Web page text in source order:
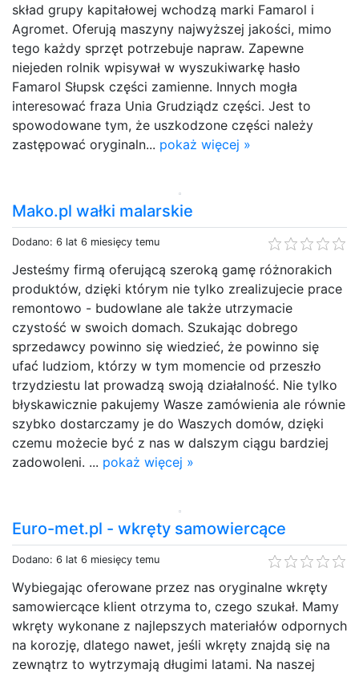
skład grupy kapitałowej wchodzą marki Famarol i
Agromet. Oferują maszyny najwyższej jakości, mimo
tego każdy sprzęt potrzebuje napraw. Zapewne
niejeden rolnik wpisywał w wyszukiwarkę hasło
Famarol Słupsk części zamienne. Innych mogła
interesować fraza Unia Grudziądz części. Jest to
spowodowane tym, że uszkodzone części należy
zastępować oryginaln... pokaż więcej »
Mako.pl wałki malarskie
Dodano: 6 lat 6 miesięcy temu
Jesteśmy firmą oferującą szeroką gamę różnorakich
produktów, dzięki którym nie tylko zrealizujecie prace
remontowo - budowlane ale także utrzymacie
czystość w swoich domach. Szukając dobrego
sprzedawcy powinno się wiedzieć, że powinno się
ufać ludziom, którzy w tym momencie od przeszło
trzydziestu lat prowadzą swoją działalność. Nie tylko
błyskawicznie pakujemy Wasze zamówienia ale równie
szybko dostarczamy je do Waszych domów, dzięki
czemu możecie być z nas w dalszym ciągu bardziej
zadowoleni. ... pokaż więcej »
Euro-met.pl - wkręty samowiercące
Dodano: 6 lat 6 miesięcy temu
Wybiegając oferowane przez nas oryginalne wkręty
samowiercące klient otrzyma to, czego szukał. Mamy
wkręty wykonane z najlepszych materiałów odpornych
na korozję, dlatego nawet, jeśli wkręty znajdą się na
zewnątrz to wytrzymają długimi latami. Na naszej